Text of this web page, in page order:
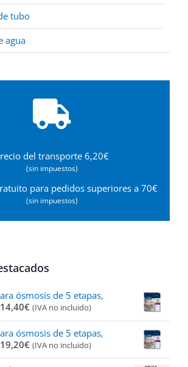
tubo
agua
del transporte 6,20€
(sin impuestos)
para pedidos superiores a 70€
(sin impuestos)
ósmosis de 5 etapas,
14,40€ (IVA no incluido)
ósmosis de 5 etapas,
19,20€ (IVA no incluido)